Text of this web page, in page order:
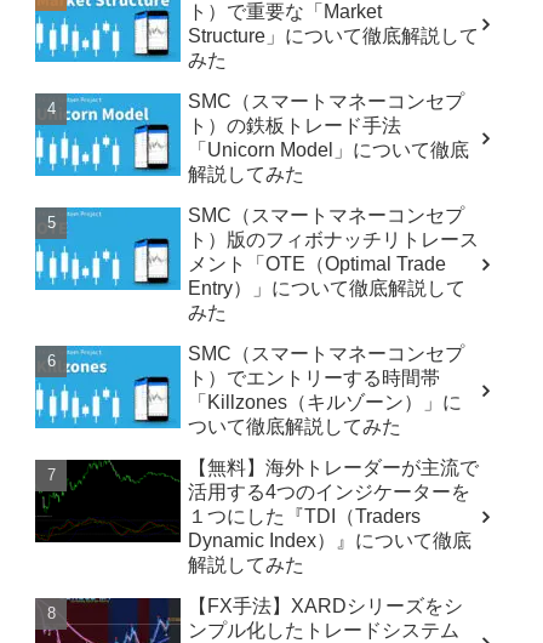
ト）で重要な「Market
Structure」について徹底解説して
みた
SMC（スマートマネーコンセプ
ト）の鉄板トレード手法
「Unicorn Model」について徹底
解説してみた
SMC（スマートマネーコンセプ
ト）版のフィボナッチリトレース
メント「OTE（Optimal Trade
Entry）」について徹底解説して
みた
SMC（スマートマネーコンセプ
ト）でエントリーする時間帯
「Killzones（キルゾーン）」に
ついて徹底解説してみた
【無料】海外トレーダーが主流で
活用する4つのインジケーターを
１つにした『TDI（Traders
Dynamic Index）』について徹底
解説してみた
【FX手法】XARDシリーズをシ
ンプル化したトレードシステム